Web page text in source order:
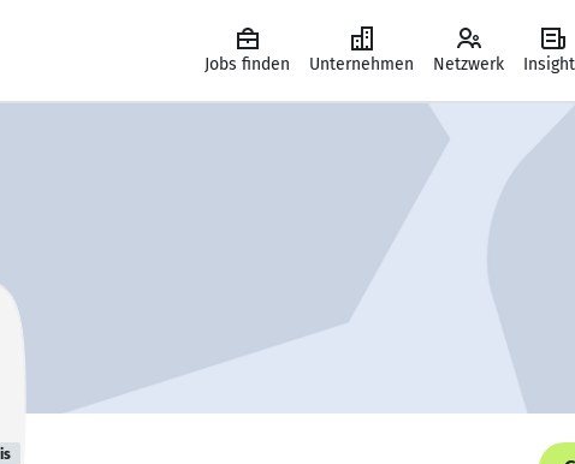
Jobs finden Unternehmen Netzwerk